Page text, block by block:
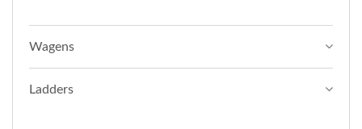
Wagens
Ladders